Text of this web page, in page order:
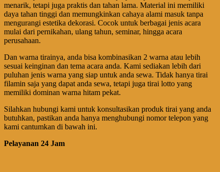
menarik, tetapi juga praktis dan tahan lama. Material ini memiliki
daya tahan tinggi dan memungkinkan cahaya alami masuk tanpa
mengurangi estetika dekorasi. Cocok untuk berbagai jenis acara
mulai dari pernikahan, ulang tahun, seminar, hingga acara
perusahaan.
Dan warna tirainya, anda bisa kombinasikan 2 warna atau lebih
sesuai keinginan dan tema acara anda. Kami sediakan lebih dari
puluhan jenis warna yang siap untuk anda sewa. Tidak hanya tirai
filamin saja yang dapat anda sewa, tetapi juga tirai lotto yang
memiliki dominan warna hitam pekat.
Silahkan hubungi kami untuk konsultasikan produk tirai yang anda
butuhkan, pastikan anda hanya menghubungi nomor telepon yang
kami cantumkan di bawah ini.
Pelayanan 24 Jam